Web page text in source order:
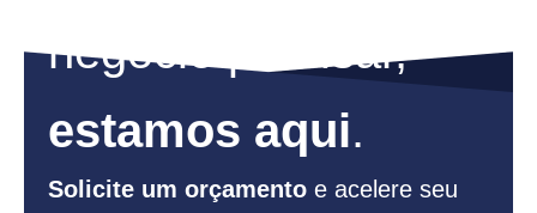
negócio precisar,
estamos aqui.
Solicite um orçamento e acelere seu